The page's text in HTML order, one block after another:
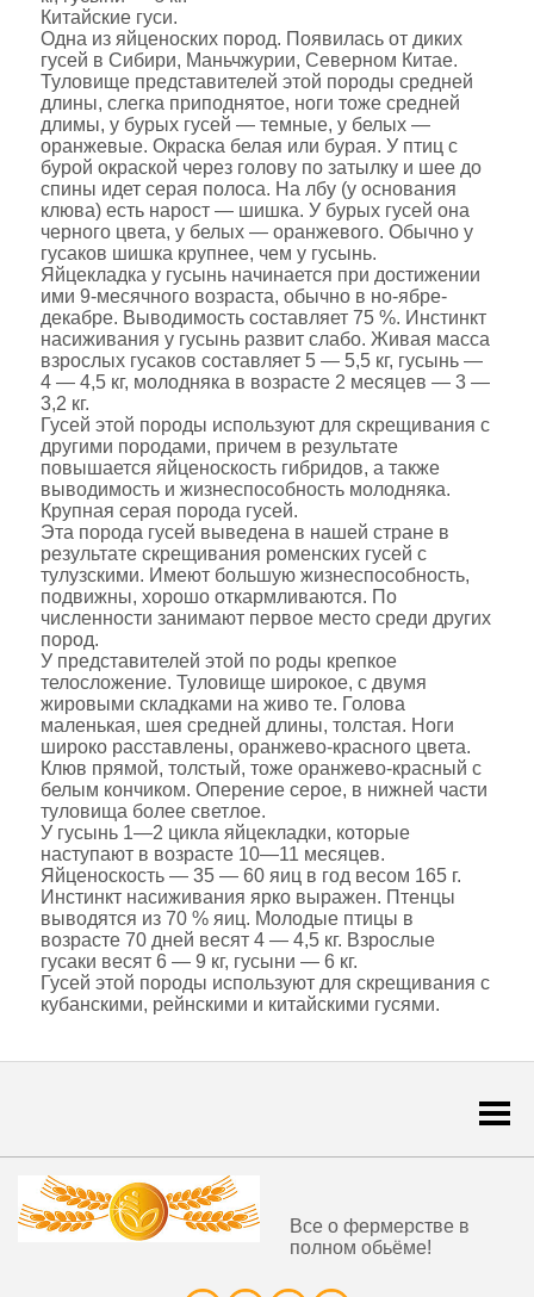
Китайские гуси.
Одна из яйценоских пород. Появилась от диких
гусей в Сибири, Маньчжурии, Северном Китае.
Туловище представителей этой породы средней
длины, слегка приподнятое, ноги тоже средней
длимы, у бурых гусей — темные, у белых —
оранжевые. Окраска белая или бурая. У птиц с
бурой окраской через голову по затылку и шее до
спины идет серая полоса. На лбу (у основания
клюва) есть нарост — шишка. У бурых гусей она
черного цвета, у белых — оранжевого. Обычно у
гусаков шишка крупнее, чем у гусынь.
Яйцекладка у гусынь начинается при достижении
ими 9-месячного возраста, обычно в но-ябре-
декабре. Выводимость составляет 75 %. Инстинкт
насиживания у гусынь развит слабо. Живая масса
взрослых гусаков составляет 5 — 5,5 кг, гусынь —
4 — 4,5 кг, молодняка в возрасте 2 месяцев — 3 —
3,2 кг.
Гусей этой породы используют для скрещивания с
другими породами, причем в результате
повышается яйценоскость гибридов, а также
выводимость и жизнеспособность молодняка.
Крупная серая порода гусей.
Эта порода гусей выведена в нашей стране в
результате скрещивания роменских гусей с
тулузскими. Имеют большую жизнеспособность,
подвижны, хорошо откармливаются. По
численности занимают первое место среди других
пород.
У представителей этой по роды крепкое
телосложение. Туловище широкое, с двумя
жировыми складками на живо те. Голова
маленькая, шея средней длины, толстая. Ноги
широко расставлены, оранжево-красного цвета.
Клюв прямой, толстый, тоже оранжево-красный с
белым кончиком. Оперение серое, в нижней части
туловища более светлое.
У гусынь 1—2 цикла яйцекладки, которые
наступают в возрасте 10—11 месяцев.
Яйценоскость — 35 — 60 яиц в год весом 165 г.
Инстинкт насиживания ярко выражен. Птенцы
выводятся из 70 % яиц. Молодые птицы в
возрасте 70 дней весят 4 — 4,5 кг. Взрослые
гусаки весят 6 — 9 кг, гусыни — 6 кг.
Гусей этой породы используют для скрещивания с
кубанскими, рейнскими и китайскими гусями.
Все о фермерстве в
полном обьёме!